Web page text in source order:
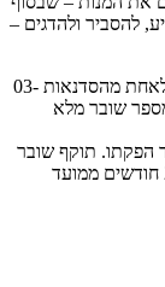
להסביר ולהדגים –
על מנת לממש את השובר יש להתקשר לקבוע תור לאחת מהסדנאות 03-
60 חודשים ממועד הפקתו. תוקף שובר
לרכישת מוצר או שירות מסויים יהיה לכל הפחות 24 חודשים ממועד